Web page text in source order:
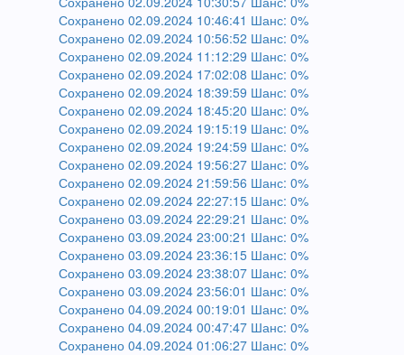
Сохранено 02.09.2024 10:46:41 Шанс: 0%
Сохранено 02.09.2024 10:56:52 Шанс: 0%
Сохранено 02.09.2024 11:12:29 Шанс: 0%
Сохранено 02.09.2024 17:02:08 Шанс: 0%
Сохранено 02.09.2024 18:39:59 Шанс: 0%
Сохранено 02.09.2024 18:45:20 Шанс: 0%
Сохранено 02.09.2024 19:15:19 Шанс: 0%
Сохранено 02.09.2024 19:24:59 Шанс: 0%
Сохранено 02.09.2024 19:56:27 Шанс: 0%
Сохранено 02.09.2024 21:59:56 Шанс: 0%
Сохранено 02.09.2024 22:27:15 Шанс: 0%
Сохранено 03.09.2024 22:29:21 Шанс: 0%
Сохранено 03.09.2024 23:00:21 Шанс: 0%
Сохранено 03.09.2024 23:36:15 Шанс: 0%
Сохранено 03.09.2024 23:38:07 Шанс: 0%
Сохранено 03.09.2024 23:56:01 Шанс: 0%
Сохранено 04.09.2024 00:19:01 Шанс: 0%
Сохранено 04.09.2024 00:47:47 Шанс: 0%
Сохранено 04.09.2024 01:06:27 Шанс: 0%